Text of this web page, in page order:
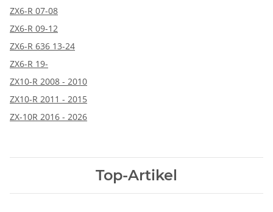
ZX6-R 07-08
ZX6-R 09-12
ZX6-R 636 13-24
ZX6-R 19-
ZX10-R 2008 - 2010
ZX10-R 2011 - 2015
ZX-10R 2016 - 2026
Top-Artikel